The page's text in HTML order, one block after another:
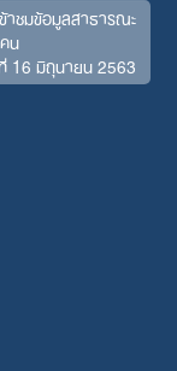
าชมข้อมูลสาธารณะ
น
16 มิถุนายน 2563